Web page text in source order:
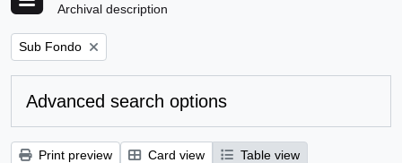
Archival description
Remove filter:
Sub Fondo
Advanced search options
Print preview Card view
Table view